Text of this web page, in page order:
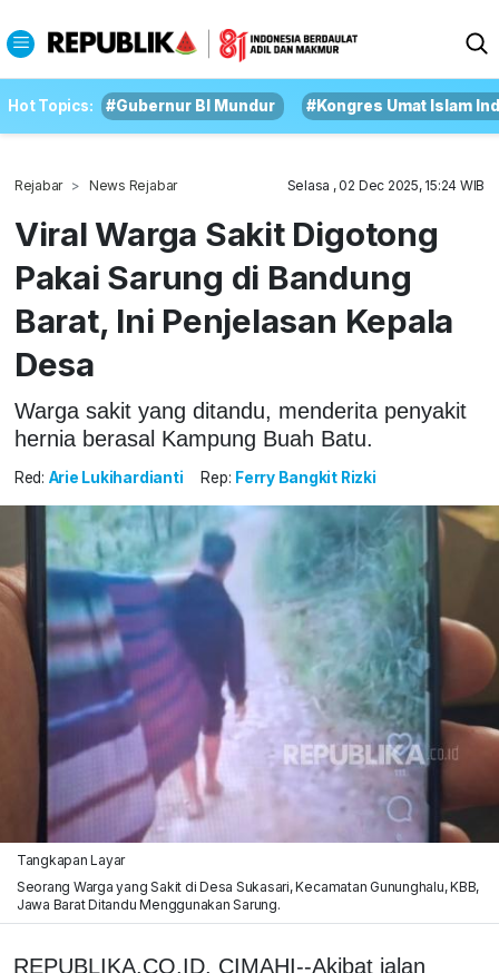
Hot Topics: #Gubernur BI Mundur #Kongres Umat Islam
Rejabar News Rejabar Selasa , 02 Dec 2025, 15:24 WIB
Viral Warga Sakit Digotong
Pakai Sarung di Bandung
Barat, Ini Penjelasan Kepala
Desa
Warga sakit yang ditandu, menderita penyakit
hernia berasal Kampung Buah Batu.
Red: Arie Lukihardianti Rep: Ferry Bangkit Rizki
Tangkapan Layar
Seorang Warga yang Sakit di Desa Sukasari, Kecamatan Gununghalu, KBB,
Jawa Barat Ditandu Menggunakan Sarung.
REPUBLIKA.CO.ID, CIMAHI--Akibat jalan